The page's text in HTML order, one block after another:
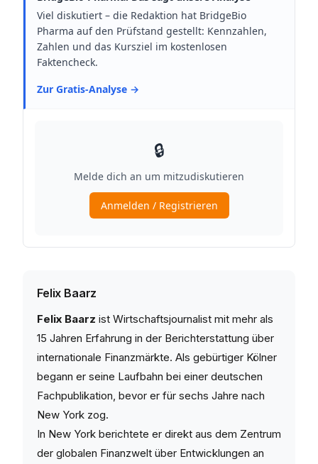
Felix Baarz
Felix Baarz ist Wirtschaftsjournalist mit mehr als
15 Jahren Erfahrung in der Berichterstattung über
internationale Finanzmärkte. Als gebürtiger Kölner
begann er seine Laufbahn bei einer deutschen
Fachpublikation, bevor er für sechs Jahre nach
New York zog.
In New York berichtete er direkt aus dem Zentrum
der globalen Finanzwelt über Entwicklungen an